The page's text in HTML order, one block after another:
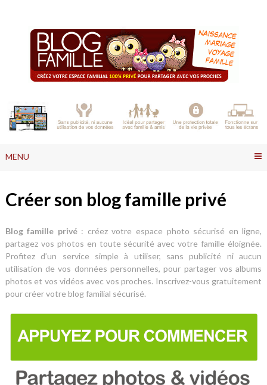
MENU
Créer son blog famille privé
Blog famille privé: créez votre espace photo sécurisé en ligne,
partagez vos photos en toute sécurité avec votre famille éloignée.
Profitez d’un service simple à utiliser, sans publicité ni aucun
utilisation de vos données personnelles, pour partager vos albums
photos et vos vidéos avec vos proches. Inscrivez-vous gratuitement
pour créer votre blog familial sécurisé.